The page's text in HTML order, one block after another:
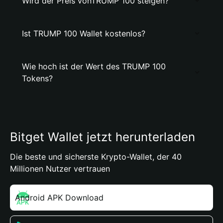
Ist TRUMP 100 Wallet kostenlos?
Wie hoch ist der Wert des TRUMP 100
Tokens?
Bitget Wallet jetzt herunterladen
Die beste und sicherste Krypto-Wallet, der 40
Millionen Nutzer vertrauen
Android APK Download